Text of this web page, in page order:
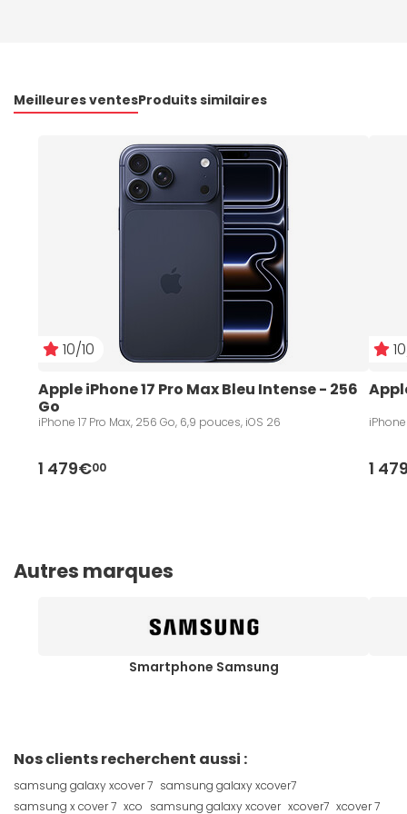
Meilleures ventesProduits similaires
10/10
Apple iPhone 17 Pro Max Bleu Intense - 256
Go
iPhone 17 Pro Max, 256 Go, 6,9 pouces, iOS 26
1 479€00 1
Autres marques
Smartphone Samsung
Nos clients recherchent aussi :
samsung galaxy xcover 7 samsung galaxy xcover7
samsung x cover 7 xco samsung galaxy xcover xcover7 xcover 7